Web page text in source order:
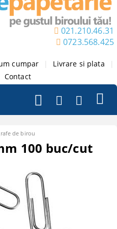
021.210.46.31
0723.568.425
cumpar Livrare si plata
Contact
de birou
100 buc/cut